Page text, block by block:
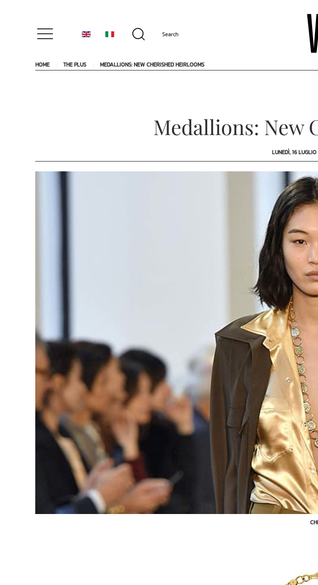
HOME THE PLUS MEDALLIONS: NEW CHERISHED HEIRLOOMS
Medallions: New
LUNEDÌ, 16